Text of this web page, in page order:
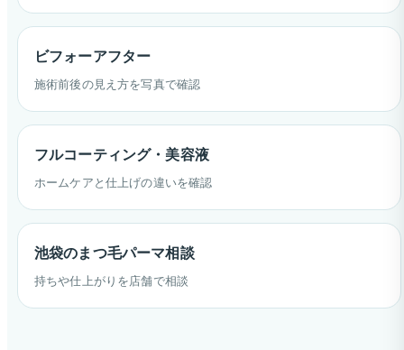
ビフォーアフター
施術前後の見え方を写真で確認
フルコーティング・美容液
ホームケアと仕上げの違いを確認
池袋のまつ毛パーマ相談
持ちや仕上がりを店舗で相談